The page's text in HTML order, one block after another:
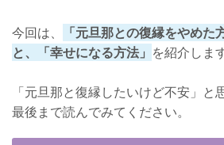
今回は、
「元旦那との復縁をやめた
と、「幸せになる方法」 を紹介します
「元旦那と復縁したいけど不安」と
最後まで読んでみてください。